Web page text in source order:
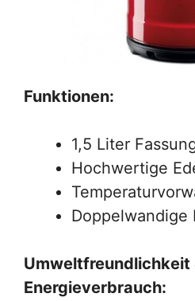
Funktionen:
1,5 Liter
Hochwertige
Doppelwandige
Umweltfreundlichkeit
Energieverbrauch: